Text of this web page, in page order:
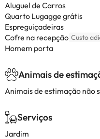
Aluguel de Carros
Quarto Lugagge grátis
Espreguiçadeiras
Cofre na recepção Custo
Homem porta
Animais de
Animais de estimação não
Serviços
Jardim